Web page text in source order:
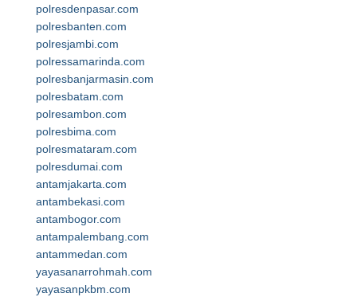
polresdenpasar.com
polresbanten.com
polresjambi.com
polressamarinda.com
polresbanjarmasin.com
polresbatam.com
polresambon.com
polresbima.com
polresmataram.com
polresdumai.com
antamjakarta.com
antambekasi.com
antambogor.com
antampalembang.com
antammedan.com
yayasanarrohmah.com
yayasanpkbm.com